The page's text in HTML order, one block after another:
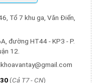
Tổ 7 khu ga, Văn Điển,
đường HT44 - KP3 - P.
12.
(Cả T7 - CN)